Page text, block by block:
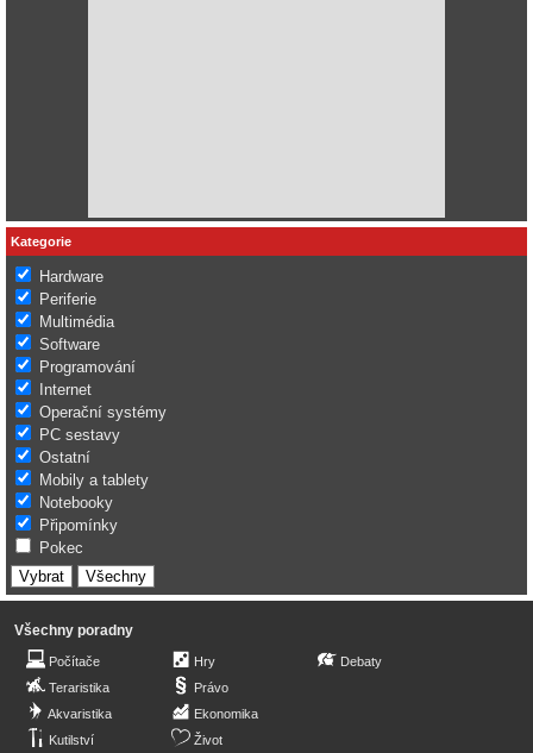
Kategorie
Hardware
Periferie
Multimédia
Software
Programování
Internet
Operační systémy
PC sestavy
Ostatní
Mobily a tablety
Notebooky
Připomínky
Pokec
Všechny poradny
Počítače
Teraristika
Akvaristika
Kutilství
Hry
Právo
Ekonomika
Život
Debaty